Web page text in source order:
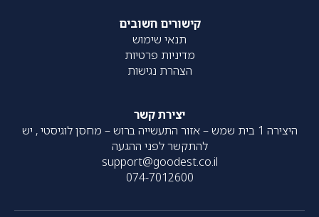
קישורים חשובים
תנאי שימוש
מדיניות פרטיות
הצהרת נגישות
יצירת קשר
היצירה 1 בית שמש – אזור התעשייה ברוש – מחסן לוגיסטי , יש
להתקשר לפני ההגעה
support@goodest.co.il
074-7012600